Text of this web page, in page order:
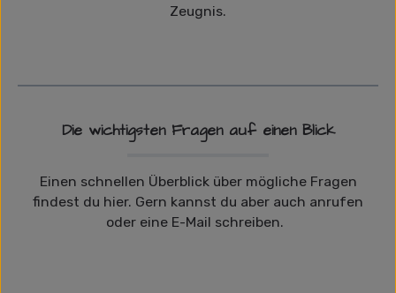
Zeugnis.
Die wichtigsten Fragen auf einen Blick
Einen schnellen Überblick über mögliche Fragen
findest du hier. Gern kannst du aber auch anrufen
oder eine E-Mail schreiben.